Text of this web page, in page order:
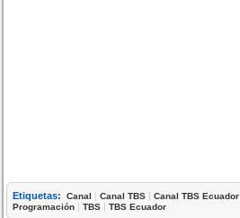
Etiquetas: Canal |Canal TBS |Canal TBS Ecuador
Programación |TBS |TBS Ecuador